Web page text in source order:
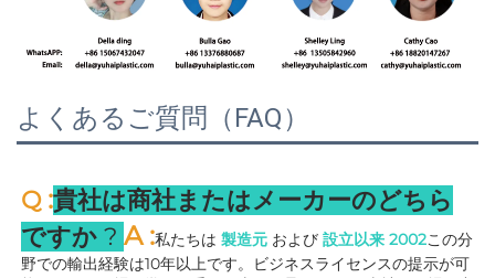
よくあるご質問（FAQ）
Q :貴社は商社またはメーカーのどちら
ですか ? A :私たちは 製造元 および 設立以来 2002この分
野での輸出経験は10年以上です。ビジネスライセンスの提示が可